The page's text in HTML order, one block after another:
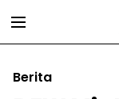
Berita